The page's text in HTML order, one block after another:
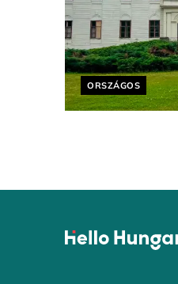
Helyszín címkék:
ORSZÁGOS